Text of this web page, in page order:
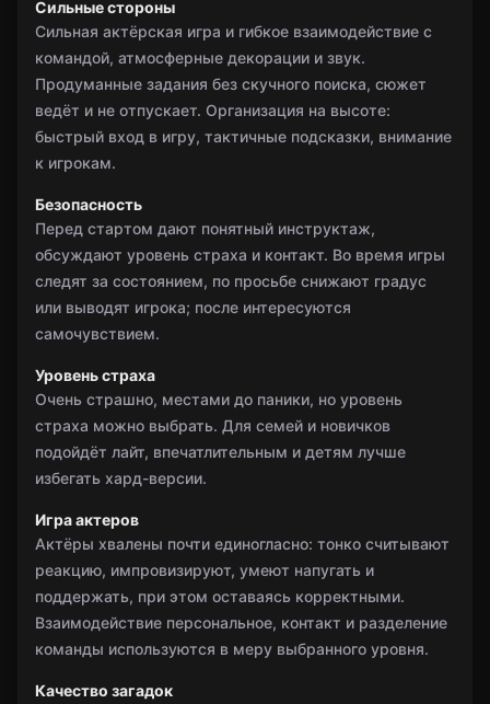
Сильные стороны
Сильная актёрская игра и гибкое взаимодействие с
командой, атмосферные декорации и звук.
Продуманные задания без скучного поиска, сюжет
ведёт и не отпускает. Организация на высоте:
быстрый вход в игру, тактичные подсказки, внимание
к игрокам.
Безопасность
Перед стартом дают понятный инструктаж,
обсуждают уровень страха и контакт. Во время игры
следят за состоянием, по просьбе снижают градус
или выводят игрока; после интересуются
самочувствием.
Уровень страха
Очень страшно, местами до паники, но уровень
страха можно выбрать. Для семей и новичков
подойдёт лайт, впечатлительным и детям лучше
избегать хард-версии.
Игра актеров
Актёры хвалены почти единогласно: тонко считывают
реакцию, импровизируют, умеют напугать и
поддержать, при этом оставаясь корректными.
Взаимодействие персональное, контакт и разделение
команды используются в меру выбранного уровня.
Качество загадок